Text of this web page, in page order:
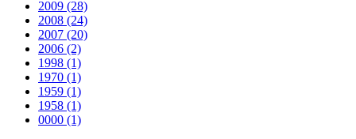
2009 (28)
2008 (24)
2007 (20)
2006 (2)
1998 (1)
1970 (1)
1959 (1)
1958 (1)
0000 (1)